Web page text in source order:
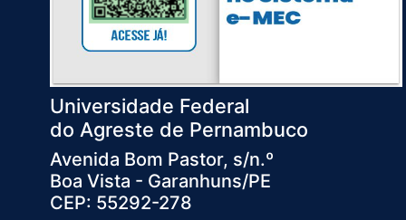
Universidade Federal
do Agreste de Pernambuco
Avenida Bom Pastor, s/n.º
Boa Vista - Garanhuns/PE
CEP: 55292-278